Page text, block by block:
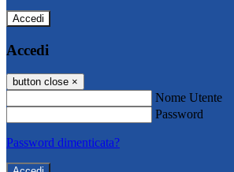
Accedi
Accedi
button close ×
Nome Utente
Password
Password dimenticata?